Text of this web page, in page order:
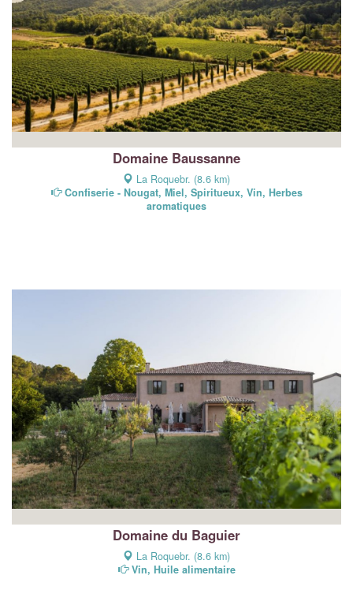
Domaine Baussanne
La Roquebr. (8.6 km)
Confiserie - Nougat, Miel, Spiritueux, Vin, Herbes
aromatiques
Domaine du Baguier
La Roquebr. (8.6 km)
Vin, Huile alimentaire